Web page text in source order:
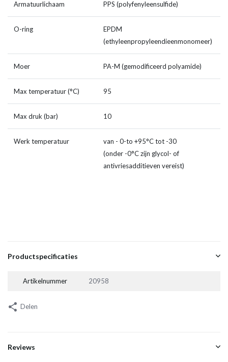
Armatuurlichaam PPS (polyfenyleensulfide)
O-ring
EPDM
(ethyleenpropyleendieenmonomeer)
Moer PA-M (gemodificeerd polyamide)
Max temperatuur (°C) 95
Max druk (bar) 10
Werk temperatuur
van - 0-to +95°C tot -30
(onder -0°C zijn glycol- of
antivriesadditieven vereist)
Productspecificaties
Artikelnummer 20958
Delen
Reviews